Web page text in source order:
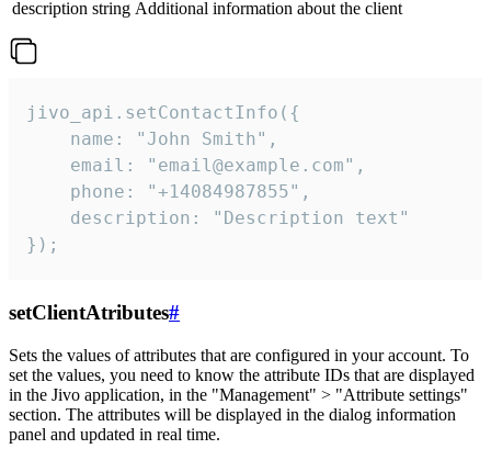
description string Additional information about the client
jivo_api.setContactInfo({
    name: "John Smith",
    email: "email@example.com",
    phone: "+14084987855",
    description: "Description text"
});
setClientAtributes#
Sets the values ​​of attributes that are configured in your account. To
set the values, you need to know the attribute IDs that are displayed
in the Jivo application, in the "Management" > "Attribute settings"
section. The attributes will be displayed in the dialog information
panel and updated in real time.